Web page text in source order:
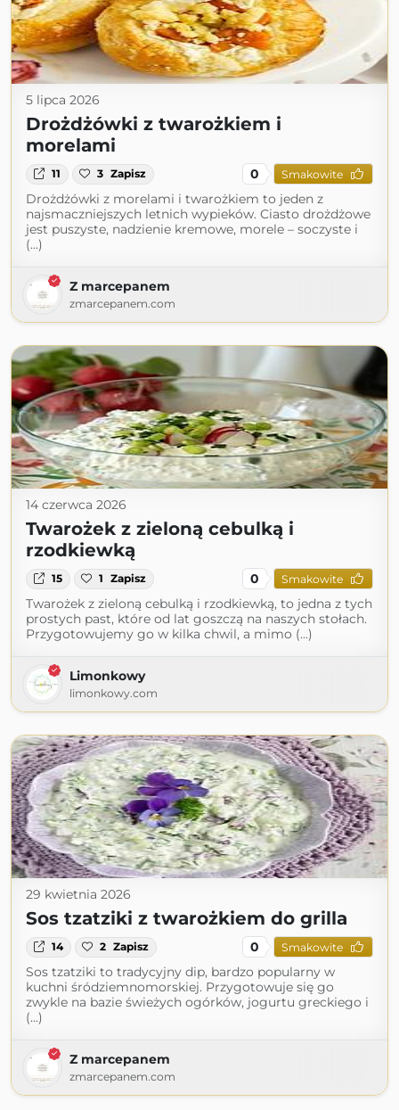
5 lipca 2026
Drożdżówki z twarożkiem i
morelami
11 3 Zapisz 0 Smakowite
Drożdżówki z morelami i twarożkiem to jeden z
najsmaczniejszych letnich wypieków. Ciasto drożdżowe
jest puszyste, nadzienie kremowe, morele – soczyste i
(...)
Z marcepanem
zmarcepanem.com
14 czerwca 2026
Twarożek z zieloną cebulką i
rzodkiewką
15 1 Zapisz 0 Smakowite
Twarożek z zieloną cebulką i rzodkiewką, to jedna z tych
prostych past, które od lat goszczą na naszych stołach.
Przygotowujemy go w kilka chwil, a mimo (...)
Limonkowy
limonkowy.com
29 kwietnia 2026
Sos tzatziki z twarożkiem do grilla
14 2 Zapisz 0 Smakowite
Sos tzatziki to tradycyjny dip, bardzo popularny w
kuchni śródziemnomorskiej. Przygotowuje się go
zwykle na bazie świeżych ogórków, jogurtu greckiego i
(...)
Z marcepanem
zmarcepanem.com